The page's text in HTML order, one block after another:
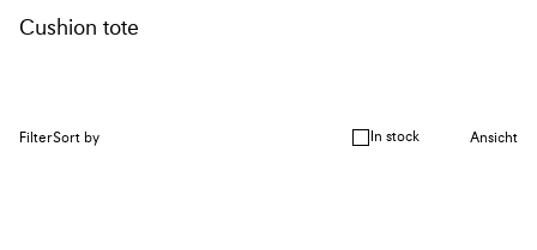
Cushion tote
FilterSort by In stock Ansicht